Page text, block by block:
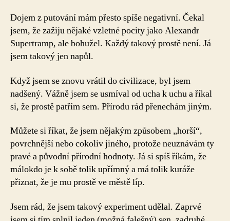
Dojem z putování mám přesto spíše negativní. Čekal
jsem, že zažiju nějaké vzletné pocity jako Alexandr
Supertramp, ale bohužel. Každý takový prostě není. Já
jsem takový jen napůl.
Když jsem se znovu vrátil do civilizace, byl jsem
nadšený. Vážně jsem se usmíval od ucha k uchu a říkal
si, že prostě patřím sem. Přírodu rád přenechám jiným.
Můžete si říkat, že jsem nějakým způsobem „horší“,
povrchnější nebo cokoliv jiného, protože neuznávám ty
pravé a původní přírodní hodnoty. Já si spíš říkám, že
málokdo je k sobě tolik upřímný a má tolik kuráže
přiznat, že je mu prostě ve městě líp.
Jsem rád, že jsem takový experiment udělal. Zaprvé